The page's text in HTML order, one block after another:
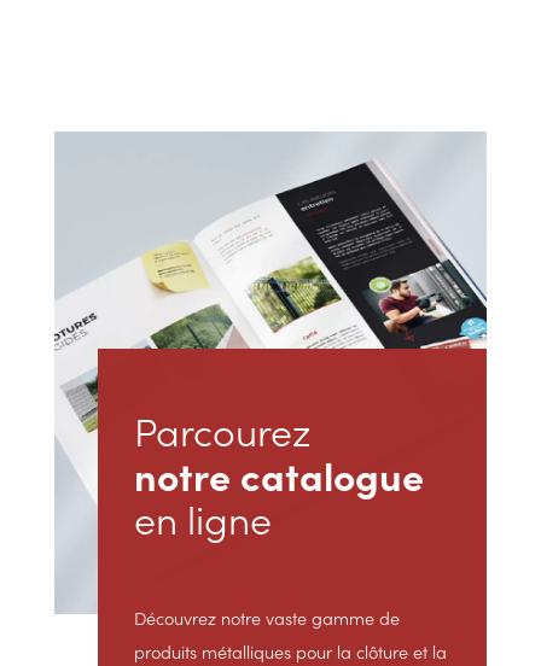
Parcourez
notre catalogue
en ligne
Découvrez notre vaste gamme de
produits métalliques pour la clôture et la